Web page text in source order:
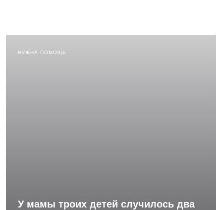
НУЖНА ПОМОЩЬ
У мамы троих детей случилось два